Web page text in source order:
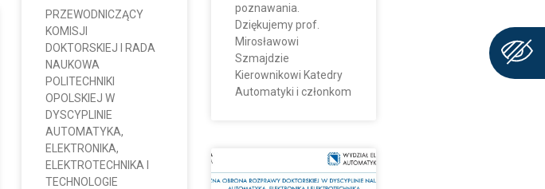
PRZEWODNICZĄCY
KOMISJI
DOKTORSKIEJ I RADA
NAUKOWA
POLITECHNIKI
OPOLSKIEJ W
DYSCYPLINIE
AUTOMATYKA,
ELEKTRONIKA,
ELEKTROTECHNIKA I
TECHNOLOGIE
poznawania.
Dziękujemy prof.
Mirosławowi
Szmajdzie
Kierownikowi Katedry
Automatyki i członkom